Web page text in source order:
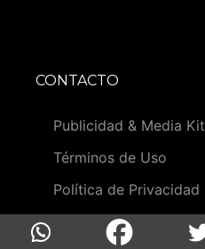
CONTACTO
Publicidad & Media Kit
Términos de Uso
Política de Privacidad
Contacto